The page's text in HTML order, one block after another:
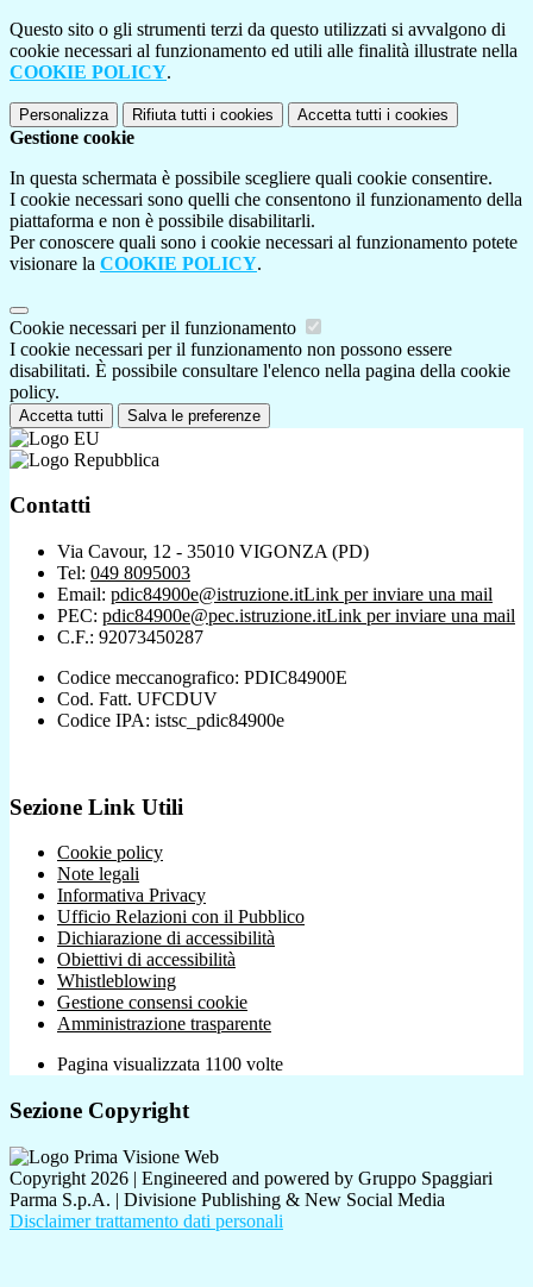
Questo sito o gli strumenti terzi da questo utilizzati si avvalgono di
cookie necessari al funzionamento ed utili alle finalità illustrate nella
COOKIE POLICY.
Personalizza Rifiuta tutti i cookies Accetta tutti i cookies
Gestione cookie
In questa schermata è possibile scegliere quali cookie consentire.
I cookie necessari sono quelli che consentono il funzionamento della
piattaforma e non è possibile disabilitarli.
Per conoscere quali sono i cookie necessari al funzionamento potete
visionare la COOKIE POLICY.
Cookie necessari per il funzionamento
I cookie necessari per il funzionamento non possono essere
disabilitati. È possibile consultare l'elenco nella pagina della cookie
policy.
Accetta tutti Salva le preferenze
Contatti
Via Cavour, 12 - 35010 VIGONZA (PD)
Tel: 049 8095003
Email: pdic84900e@istruzione.itLink per inviare una mail
PEC: pdic84900e@pec.istruzione.itLink per inviare una mail
C.F.: 92073450287
Codice meccanografico: PDIC84900E
Cod. Fatt. UFCDUV
Codice IPA: istsc_pdic84900e
Sezione Link Utili
Cookie policy
Note legali
Informativa Privacy
Ufficio Relazioni con il Pubblico
Dichiarazione di accessibilità
Obiettivi di accessibilità
Whistleblowing
Gestione consensi cookie
Amministrazione trasparente
Pagina visualizzata 1100 volte
Sezione Copyright
Copyright 2026 | Engineered and powered by Gruppo Spaggiari
Parma S.p.A. | Divisione Publishing & New Social Media
Disclaimer trattamento dati personali